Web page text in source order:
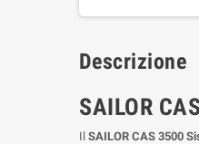
Descrizione
SAILOR
Il SAILOR CAS 3500